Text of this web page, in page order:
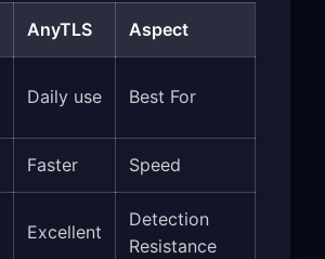
Aspect
AnyTLS
Best For
Daily use
Speed
Faster
Detection
Resistance
Excellent